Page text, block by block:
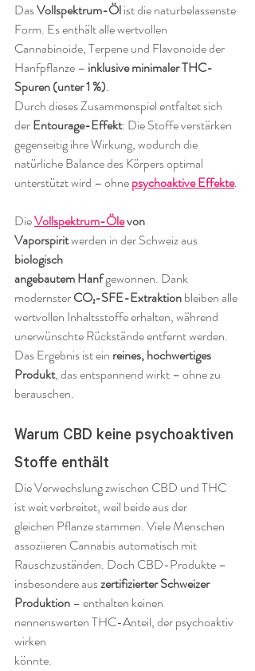
Das Vollspektrum-Öl ist die naturbelassenste
Form. Es enthält alle wertvollen
Cannabinoide, Terpene und Flavonoide der
Hanfpflanze – inklusive minimaler THC-
Spuren (unter 1 %).
Durch dieses Zusammenspiel entfaltet sich
der Entourage-Effekt: Die Stoffe verstärken
gegenseitig ihre Wirkung, wodurch die
natürliche Balance des Körpers optimal
unterstützt wird – ohne psychoaktive Effekte.
Die Vollspektrum-Öle von
Vaporspirit werden in der Schweiz aus
biologisch
angebautem Hanf gewonnen. Dank
modernster CO₂-SFE-Extraktion bleiben alle
wertvollen Inhaltsstoffe erhalten, während
unerwünschte Rückstände entfernt werden.
Das Ergebnis ist ein reines, hochwertiges
Produkt, das entspannend wirkt – ohne zu
berauschen.
Warum CBD keine psychoaktiven
Stoffe enthält
Die Verwechslung zwischen CBD und THC
ist weit verbreitet, weil beide aus der
gleichen Pflanze stammen. Viele Menschen
assoziieren Cannabis automatisch mit
Rauschzuständen. Doch CBD-Produkte –
insbesondere aus zertifizierter Schweizer
Produktion – enthalten keinen
nennenswerten THC-Anteil, der psychoaktiv
wirken
könnte.